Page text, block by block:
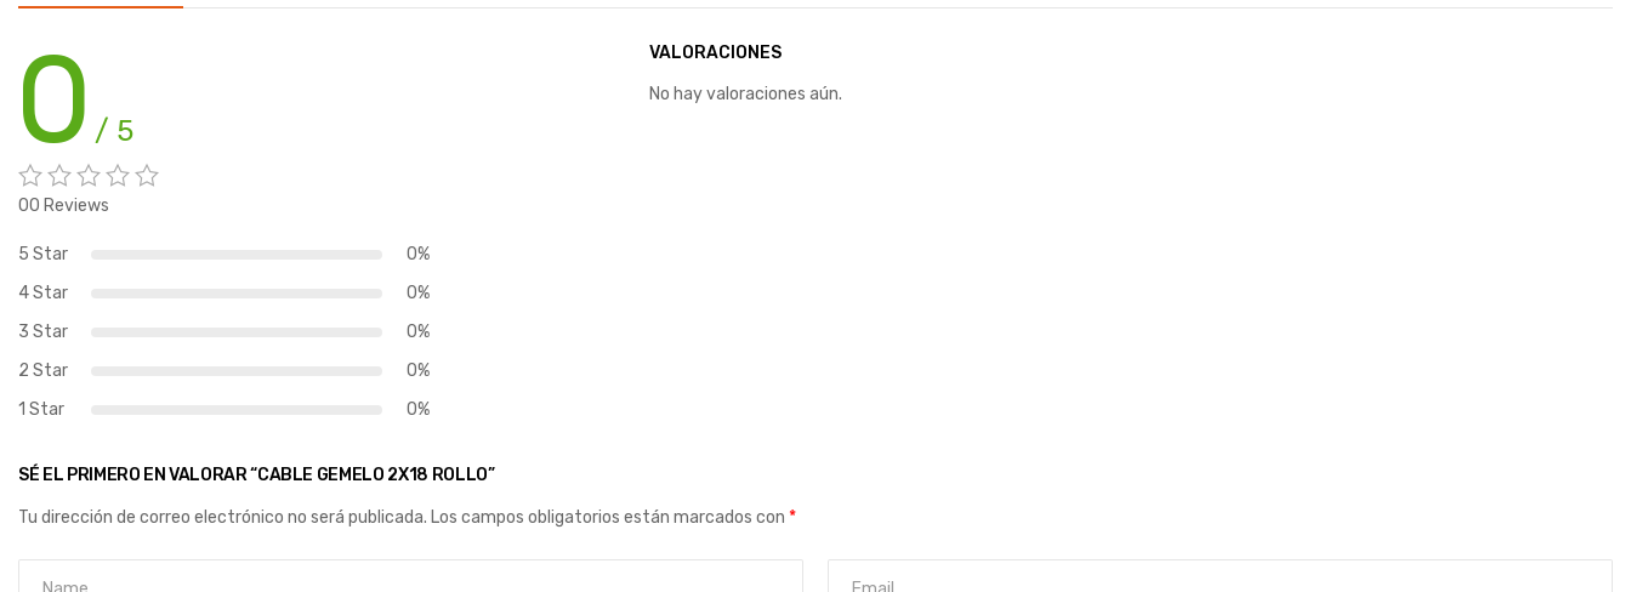
0 / 5
00 Reviews
5 Star
0%
4 Star
0%
3 Star
0%
2 Star
0%
1 Star
0%
VALORACIONES
No hay valoraciones aún.
SÉ EL PRIMERO EN VALORAR “CABLE GEMELO 2X18 ROLLO”
Tu dirección de correo electrónico no será publicada. Los campos obligatorios están marcados con *